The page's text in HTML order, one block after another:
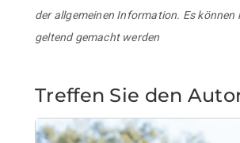
der allgemeinen Information. Es können
geltend gemacht werden
Treffen Sie den